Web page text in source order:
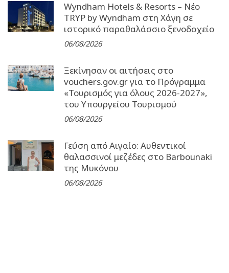
Wyndham Hotels & Resorts – Νέο
TRYP by Wyndham στη Χάγη σε
ιστορικό παραθαλάσσιο ξενοδοχείο
06/08/2026
Ξεκίνησαν οι αιτήσεις στο
vouchers.gov.gr για το Πρόγραμμα
«Τουρισμός για όλους 2026-2027»,
του Υπουργείου Τουρισμού
06/08/2026
Γεύση από Αιγαίο: Αυθεντικοί
θαλασσινοί μεζέδες στο Barbounaki
της Μυκόνου
06/08/2026